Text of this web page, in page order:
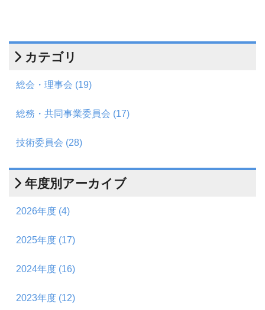
カテゴリ
総会・理事会 (19)
総務・共同事業委員会 (17)
技術委員会 (28)
年度別アーカイブ
2026年度 (4)
2025年度 (17)
2024年度 (16)
2023年度 (12)